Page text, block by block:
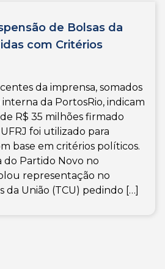
de Bolsas da
com Critérios
da imprensa, somados
da PortosRio, indicam
R$ 35 milhões firmado
foi utilizado para
base em critérios políticos.
do Partido Novo no
representação no
da União (TCU) pedindo […]